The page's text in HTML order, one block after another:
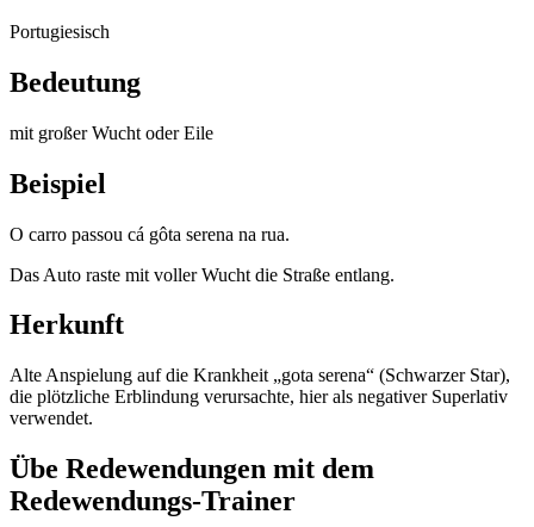
Portugiesisch
Bedeutung
mit großer Wucht oder Eile
Beispiel
O carro passou cá gôta serena na rua.
Das Auto raste mit voller Wucht die Straße entlang.
Herkunft
Alte Anspielung auf die Krankheit „gota serena“ (Schwarzer Star),
die plötzliche Erblindung verursachte, hier als negativer Superlativ
verwendet.
Übe Redewendungen mit dem
Redewendungs-Trainer